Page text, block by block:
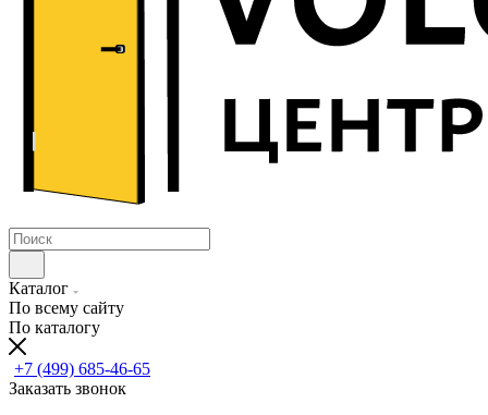
Каталог
По всему сайту
По каталогу
+7 (499) 685-46-65
Заказать звонок